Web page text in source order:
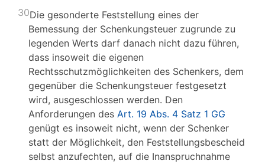
30Die gesonderte Feststellung eines der
Bemessung der Schenkungsteuer zugrunde zu
legenden Werts darf danach nicht dazu führen,
dass insoweit die eigenen
Rechtsschutzmöglichkeiten des Schenkers, dem
gegenüber die Schenkungsteuer festgesetzt
wird, ausgeschlossen werden. Den
Anforderungen des Art. 19 Abs. 4 Satz 1 GG
genügt es insoweit nicht, wenn der Schenker
statt der Möglichkeit, den Feststellungsbescheid
selbst anzufechten, auf die Inanspruchnahme